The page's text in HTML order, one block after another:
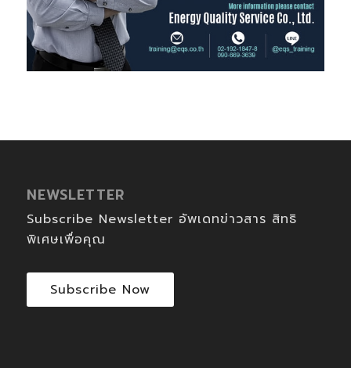
NEWSLETTER
Subscribe Newsletter อัพเดทข่าวสาร สิทธิ
พิเศษเพื่อคุณ
Subscribe Now